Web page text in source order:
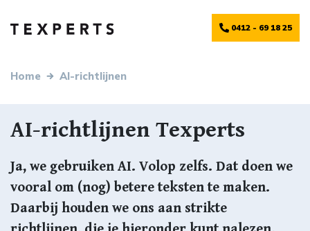
0412 - 69 18 25
Home AI-richtlijnen
Ja, we gebruiken AI. Volop zelfs. Dat doen we
vooral om (nog) betere teksten te maken.
Daarbij houden we ons aan strikte
AI-richtlijnen Texperts
Ja, we gebruiken AI. Volop zelfs. Dat doen we
vooral om (nog) betere teksten te maken.
Daarbij houden we ons aan strikte